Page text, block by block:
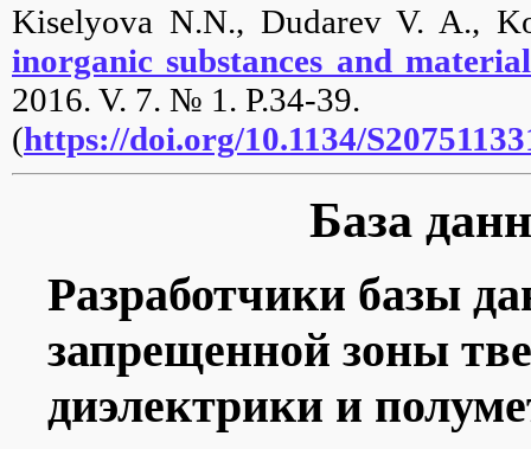
Kiselyova N.N., Dudarev V. A.,
inorganic substances and
2016. V. 7. № 1. P.34-39.
(https://doi.org/10.1134/
База
Разработчики базы
запрещенной зоны
диэлектрики и